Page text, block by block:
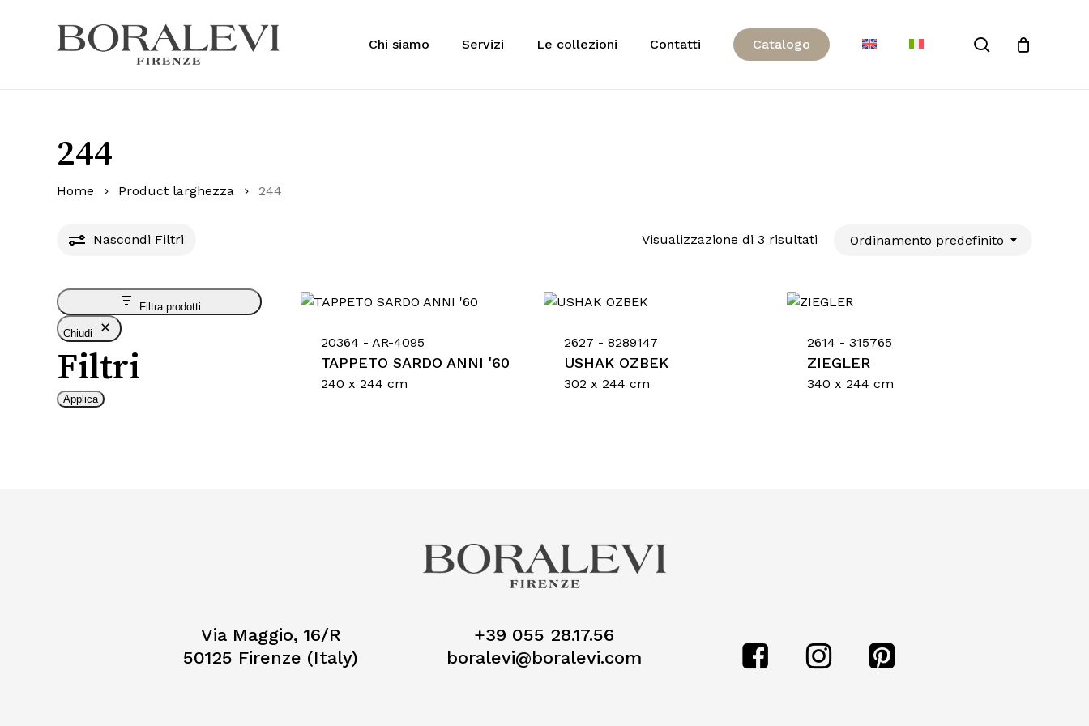
Chi siamo Servizi Le collezioni Contatti Catalogo search
Cart
Nessun prodotto nel carrello.
244
Home Product larghezza 244
Nascondi Filtri Visualizzazione di 3 risultati Ordinamento predefinito
Filtra prodotti
Chiudi
Filtri
Applica
20364 - AR-4095
TAPPETO SARDO ANNI '60
240 x 244 cm
2627 - 8289147
USHAK OZBEK
302 x 244 cm
2614 - 315765
ZIEGLER
340 x 244 cm
Via Maggio, 16/R
50125 Firenze (Italy)
+39 055 28.17.56
boralevi@boralevi.com